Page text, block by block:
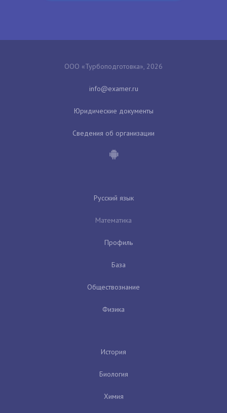
ООО «Турбоподготовка», 2026
Юридические документы
Сведения об организации
Русский язык
Математика
Профиль
База
Обществознание
Физика
История
Биология
Химия